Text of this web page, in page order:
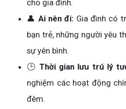
cho gia đình.
👤 Ai nên đi: Gia đình có
bạn trẻ, những người yêu
sự yên bình.
🕒 Thời gian lưu trú lý
nghiệm các hoạt động
đêm.